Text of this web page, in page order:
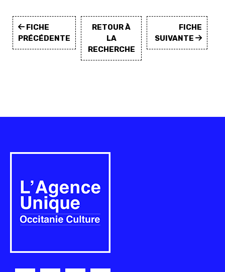
FICHE
PRÉCÉDENTE
RETOUR À
LA
RECHERCHE
FICHE
SUIVANTE